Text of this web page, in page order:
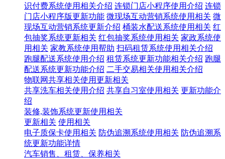
识付费系统使用相关介绍 连锁门店小程序使用介绍 连锁
门店小程序版更新功能 微现场互动营销系统使用相关 微
现场互动营销系统更新介绍 桶装水配送系统使用相关 红
包抽奖系统更新相关 红包抽奖系统使用相关 家政系统使
用相关 家教系统使用帮助 扫码租赁系统使用相关介绍
跑腿配送系统使用介绍 租赁系统更新功能相关介绍 跑腿
配送系统更新功能介绍 二手交易相关使用相关介绍
物联网共享相关使用更新相关
共享洗车相关使用介绍 共享自习室使用相关 更新功能介
绍
装修,装饰系统更新使用相关
更新相关 使用相关
电子质保卡使用相关 防伪追溯系统使用相关 防伪追溯系
统更新功能详情
汽车销售、租赁、保养相关